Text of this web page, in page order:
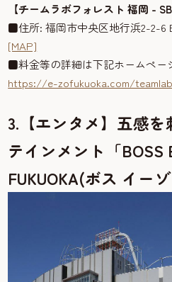
【チームラボフォレスト 福岡 -
■住所: 福岡市中央区地行浜2-2-6
[MAP]
■料金等の詳細は下記ホームペー
https://e-zofukuoka.com/
3.【エンタメ】五感
テインメント「BOSS
FUKUOKA(ボス イー